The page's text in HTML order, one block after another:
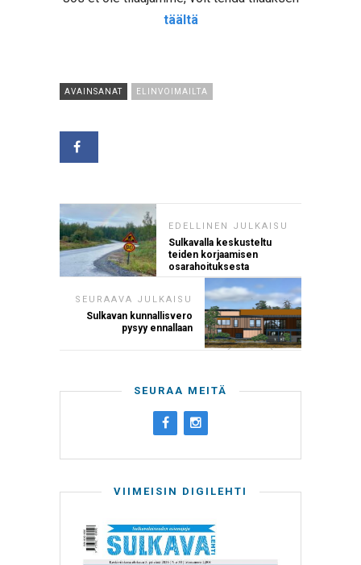
täältä
AVAINSANAT ELINVOIMAILTA
EDELLINEN JULKAISU
Sulkavalla keskusteltu
teiden korjaamisen
osarahoituksesta
SEURAAVA JULKAISU
Sulkavan kunnallisvero
pysyy ennallaan
SEURAA MEITÄ
VIIMEISIN DIGILEHTI